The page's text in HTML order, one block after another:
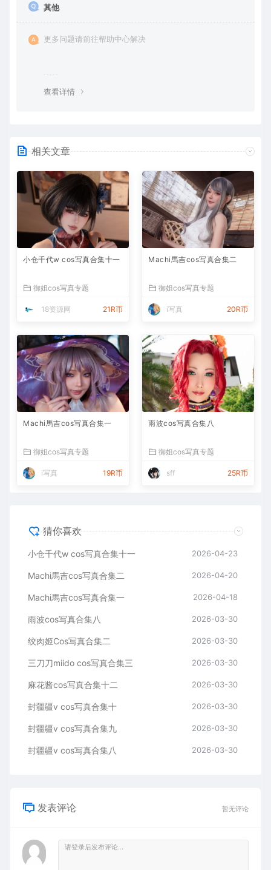
其他
更多问题请前往帮助中心解决
查看详情
相关文章
小仓千代w cos写真合集十一
御姐cos写真专题
18资源网 21R币
Machi馬吉cos写真合集二
御姐cos写真专题
i写真 20R币
Machi馬吉cos写真合集一
御姐cos写真专题
i写真 19R币
雨波cos写真合集八
御姐cos写真专题
sff 25R币
猜你喜欢
小仓千代w cos写真合集十一 2026-04-23
Machi馬吉cos写真合集二 2026-04-20
Machi馬吉cos写真合集一 2026-04-18
雨波cos写真合集八 2026-03-30
绞肉姬Cos写真合集二 2026-03-30
三刀刀miido cos写真合集三 2026-03-30
麻花酱cos写真合集十二 2026-03-30
封疆疆v cos写真合集十 2026-03-30
封疆疆v cos写真合集九 2026-03-30
封疆疆v cos写真合集八 2026-03-30
发表评论 暂无评论